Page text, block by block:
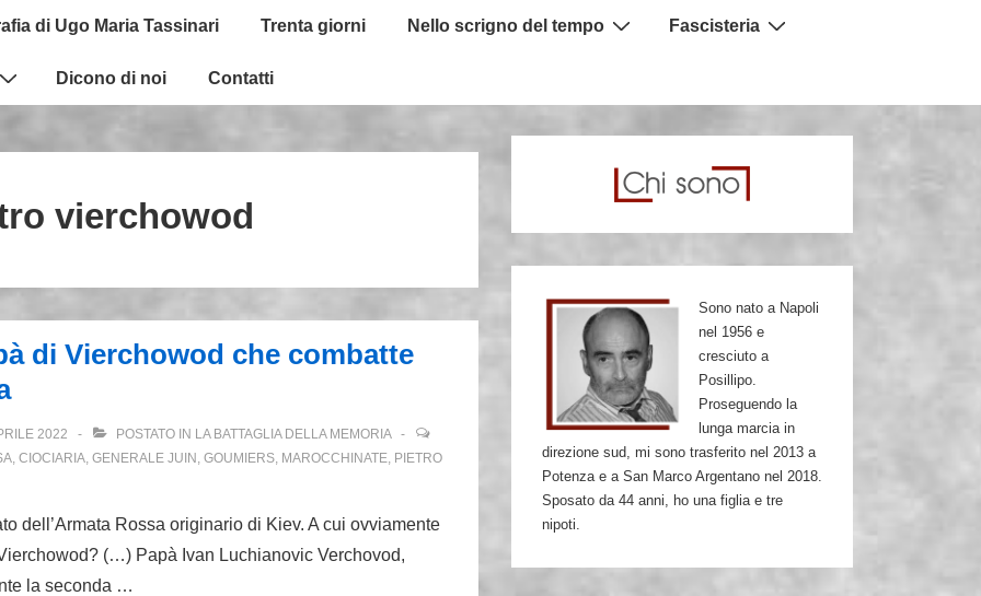
di Ugo Maria Tassinari Trenta giorni Nello scrigno del tempo Fascisteria
Dicono di noi Contatti
vierchowod
di Vierchowod che combatte
2022 POSTATO IN LA BATTAGLIA DELLA MEMORIA
, CIOCIARIA, GENERALE JUIN , GOUMIERS, MAROCCHINATE, PIETRO
dell’Armata Rossa originario di Kiev. A cui ovviamente
(…) Papà Ivan Luchianovic Verchovod,
la seconda …
Sono nato a Napoli
nel 1956 e
cresciuto a
Posillipo.
Proseguendo la
lunga marcia in
direzione sud, mi sono trasferito nel 2013 a
Potenza e a San Marco Argentano nel 2018.
Sposato da 44 anni, ho una figlia e tre
nipoti.